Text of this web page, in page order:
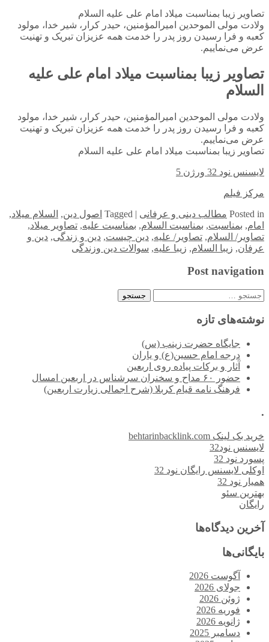
تصاویر زیبا بمناسبت میلاد امام علی علیه السلام
ولادت مولی الموحدین امیرالمؤمنین، حیدر کرار، شیر خدا، مولود
کعبه و فرا رسیدن روز پدر را خدمت همه عزیزان تبریک و تهنیت
عرض می‌نماییم.
تصاویر زیبا بمناسبت میلاد امام علی علیه
السلام
ولادت مولی الموحدین امیرالمؤمنین، حیدر کرار، شیر خدا، مولود
کعبه و فرا رسیدن روز پدر را خدمت همه عزیزان تبریک و تهنیت
عرض می‌نماییم.
تصاویر زیبا بمناسبت میلاد امام علی علیه السلام
لایسنس نود 32 ورژن 5
مرکز فیلم
Posted in مطالب دینی و عرفانی |
Tagged اصول دین, السلام میلاد,
امام, بمناسبت, بمناسبت السلام, بمناسبت علیه, تصاویر میلاد,
تصاویر/ السلام, تصاویر/ علیه, دین چیست, دین و زندگی, دین و
عرفان, زیبا السلام, زیبا علیه, سوالات دین وزندگی
Post navigation
جستجو
نوشته‌های تازه
جایگاه حضرت زینب (س)
درجه امام حسین(ع) و یاران
آثار و برکات پیاده روی اربعین
حضور ۶۰ مداح و سخنران سرشناس در اربعین امسال
فرهنگ نامه قیام کربلا (شرح اجمالی زیارت اربعین)
.
خرید بک لینک behtarinbacklink.com
لایسنس نود32
پسورد نود 32
اوکلی لایسنس رایگان نود 32
همیار نود 32
بهترین سئو
رایگان
آخرین دیدگاه‌ها
بایگانی‌ها
آگوست 2026
جولای 2026
ژوئن 2026
فوریه 2026
ژانویه 2026
دسامبر 2025